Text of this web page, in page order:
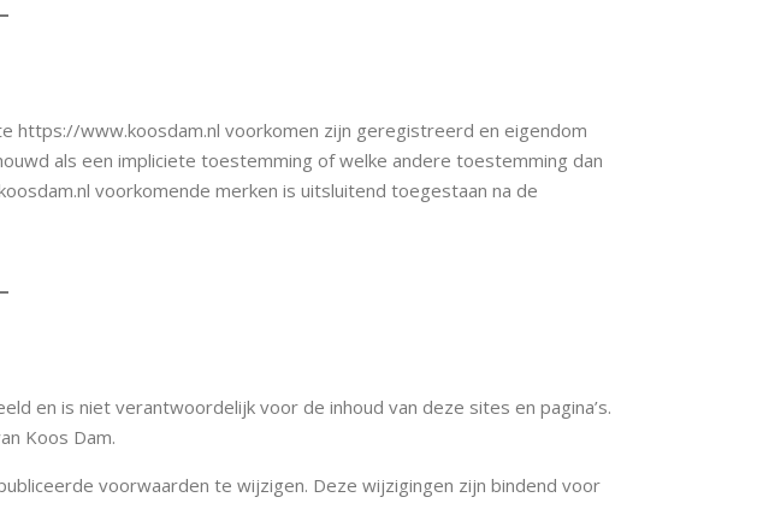
https://www.koosdam.nl voorkomen zijn geregistreerd en eigendom
als een impliciete toestemming of welke andere toestemming dan
voorkomende merken is uitsluitend toegestaan na de
en is niet verantwoordelijk voor de inhoud van deze sites en pagina’s.
Koos Dam.
voorwaarden te wijzigen. Deze wijzigingen zijn bindend voor